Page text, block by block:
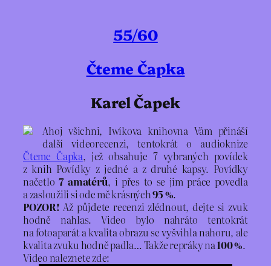
55/60
Čteme Čapka
Karel Čapek
Ahoj všichni, Iwíkova knihovna Vám přináší
další videorecenzi, tentokrát o audioknize
Čteme Čapka, jež obsahuje 7 vybraných povídek
z knih Povídky z jedné a z druhé kapsy. Povídky
načetlo 7 amatérů, i přes to se jim práce povedla
a zasloužili si ode mě krásných95 %.
POZOR! Až půjdete recenzi zlédnout, dejte si zvuk
hodně nahlas. Video bylo nahráto tentokrát
na fotoaparát a kvalita obrazu se vyšvihla nahoru, ale
kvalita zvuku hodně padla… Takže repráky na100 %.
Video naleznete zde: